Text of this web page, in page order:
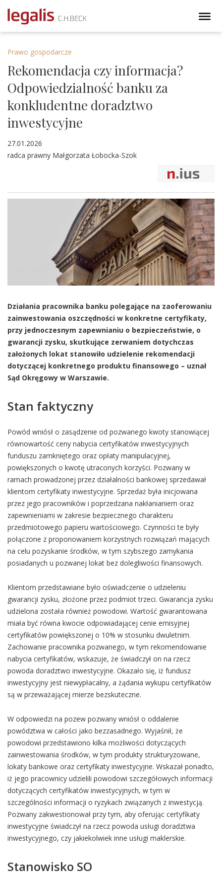
Prawo gospodarcze
Rekomendacja czy informacja?
Odpowiedzialność banku za
konkludentne doradztwo
inwestycyjne
27.01.2026
radca prawny Małgorzata Łobocka-Szok
Działania pracownika banku polegające na zaoferowaniu
zainwestowania oszczędności w konkretne certyfikaty,
przy jednoczesnym zapewnianiu o bezpieczeństwie, o
gwarancji zysku, skutkujące zerwaniem dotychczas
założonych lokat stanowiło udzielenie rekomendacji
dotyczącej konkretnego produktu finansowego – uznał
Sąd Okręgowy w Warszawie.
Stan faktyczny
Powód wniósł o zasądzenie od pozwanego kwoty stanowiącej
równowartość ceny nabycia certyfikatów inwestycyjnych
funduszu zamkniętego oraz opłaty manipulacyjnej,
powiększonych o kwotę utraconych korzyści. Pozwany w
ramach prowadzonej przez działalności bankowej sprzedawał
klientom certyfikaty inwestycyjne. Sprzedaż była inicjowana
przez jego pracowników i poprzedzana nakłanianiem oraz
zapewnieniami w zakresie bezpiecznego charakteru
przedmiotowego papieru wartościowego. Czynności te były
połączone z proponowaniem korzystnych rozwiązań mających
na celu pozyskanie środków, w tym szybszego zamykania
posiadanych u pozwanej lokat bez dolegliwości finansowych.
Klientom przedstawiane było oświadczenie o udzieleniu
gwarancji zysku, złożone przez podmiot trzeci. Gwarancja zysku
udzielona została również powodowi. Wartość gwarantowana
miała być równa kwocie odpowiadającej cenie emisyjnej
certyfikatów powiększonej o 10% w stosunku dwuletnim.
Zachowanie pracownika pozwanego, w tym rekomendowanie
nabycia certyfikatów, wskazuje, że świadczył on na rzecz
powoda doradztwo inwestycyjne. Okazało się, iż fundusz
inwestycyjny jest niewypłacalny, a żądania wykupu certyfikatów
są w przeważającej mierze bezskuteczne.
W odpowiedzi na pozew pozwany wniósł o oddalenie
powództwa w całości jako bezzasadnego. Wyjaśnił, że
powodowi przedstawiono kilka możliwości dotyczących
zainwestowania środków, w tym produkty strukturyzowane,
lokaty bankowe oraz certyfikaty inwestycyjne. Wskazał ponadto,
iż jego pracownicy udzielili powodowi szczegółowych informacji
dotyczących certyfikatów inwestycyjnych, w tym w
szczególności informacji o ryzykach związanych z inwestycją.
Pozwany zakwestionował przy tym, aby oferując certyfikaty
inwestycyjne świadczył na rzecz powoda usługi doradztwa
inwestycyjnego, czy jakiekolwiek inne usługi maklerskie.
Stanowisko SO